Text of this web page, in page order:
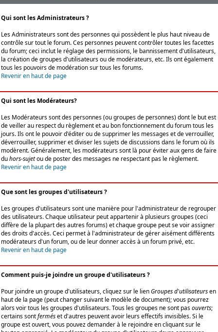
Qui sont les Administrateurs ?
Les Administrateurs sont des personnes qui possèdent le plus haut niveau de
contrôle sur tout le forum. Ces personnes peuvent contrôler toutes les facettes
du forum; ceci inclut le réglage des permissions, le bannissement d'utilisateurs,
la création de groupes d'utilisateurs ou de modérateurs, etc. Ils ont également
tous les pouvoirs de modération sur tous les forums.
Revenir en haut de page
Qui sont les Modérateurs?
Les Modérateurs sont des personnes (ou groupes de personnes) dont le but est
de veiller au respect du règlement et au bon fonctionnement du forum tous les
jours. Ils ont le pouvoir d'éditer ou de supprimer les messages et de verrouiller,
déverrouiller, supprimer et diviser les sujets de discussions dans le forum où ils
modèrent. Généralement, les modérateurs sont là pour éviter aux gens de faire
duhors-sujetou de poster des messages ne respectant pas le règlement.
Revenir en haut de page
Que sont les groupes d'utilisateurs ?
Les groupes d'utilisateurs sont une manière pour l'administrateur de regrouper
des utilisateurs. Chaque utilisateur peut appartenir à plusieurs groupes (ceci
diffère de la plupart des autres forums) et chaque groupe peut se voir assigner
des droits d'accès. Ceci permet à l'administrateur de gérer aisément différents
modérateurs d'un forum, ou de leur donner accès à un forum privé, etc.
Revenir en haut de page
Comment puis-je joindre un groupe d'utilisateurs ?
Pour joindre un groupe d'utilisateurs, cliquez sur le lienGroupes d'utilisateursen
haut de la page (peut changer suivant le modèle de document); vous pourrez
alors voir tous les groupes d'utilisateurs. Tous les groupes ne sont pasouverts;
certains sontferméset d'autres peuvent avoir leurs effectifs invisibles. Si le
groupe est ouvert, vous pouvez demander à le rejoindre en cliquant sur le